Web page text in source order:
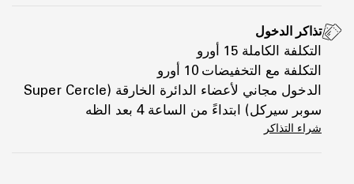
تذاكر الدخول
التكلفة الكاملة 15 أورو
التكلفة مع التخفيضات 10 أورو
الدخول مجاني لأعضاء الدائرة الخارقة (Super Cercle
سوبر سيركل) ابتداءً من الساعة 4 بعد الظه
شراء التذاكر